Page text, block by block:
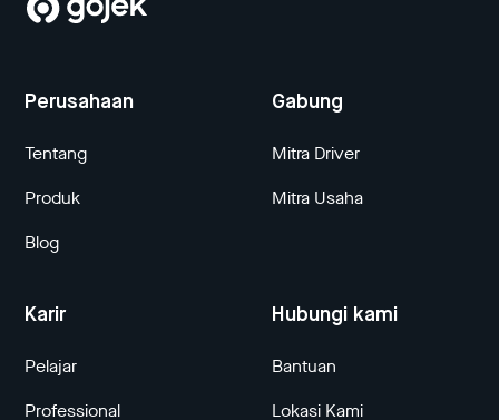
Perusahaan
Tentang
Produk
Blog
Gabung
Mitra Driver
Mitra Usaha
Karir
Pelajar
Professional
Hubungi kami
Bantuan
Lokasi Kami